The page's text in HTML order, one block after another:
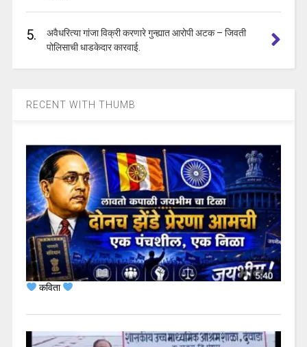
5.
अवैधरित्या गांजा विक्री करणारे गुन्ह्यात आरोपी अटक – जिवती
पोलिसाची धाडकेदार कारवाई.
RECENT WITH THUMB
कविता